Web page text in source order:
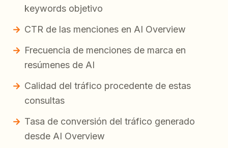
keywords objetivo
CTR de las menciones en AI Overview
Frecuencia de menciones de marca en
resúmenes de AI
Calidad del tráfico procedente de estas
consultas
Tasa de conversión del tráfico generado
desde AI Overview